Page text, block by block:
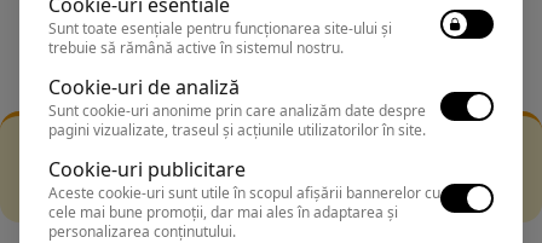
Filtrarea nu a returnat niciun rezultat
Incearca sa folosesti o cautarea mai generala sau alege
alte fitre.
Sunt toate esențiale pentru funcționarea site-ului și
trebuie să rămână active în sistemul nostru.
Cookie-uri de analiză
Sunt cookie-uri anonime prin care analizăm date despre
pagini vizualizate, traseul și acțiunile utilizatorilor în site.
Cookie-uri publicitare
Aceste cookie-uri sunt utile în scopul afișării bannerelor cu
cele mai bune promoții, dar mai ales în adaptarea și
personalizarea conținutului.